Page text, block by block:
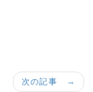
次の記事 →